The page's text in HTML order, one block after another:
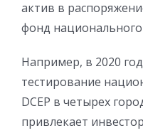
актив в
фонд национального
Например, в 2020
тестирование
DCEP в четырех
привлекает